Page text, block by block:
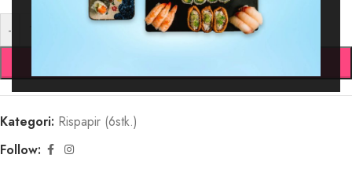
-
Kategori: Rispapir (6stk.)
Follow: